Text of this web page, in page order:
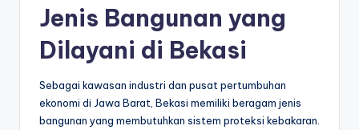
Jenis Bangunan yang
Dilayani di Bekasi
Sebagai kawasan industri dan pusat pertumbuhan
ekonomi di Jawa Barat, Bekasi memiliki beragam jenis
bangunan yang membutuhkan sistem proteksi kebakaran.